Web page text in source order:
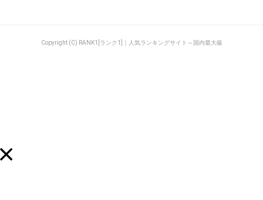
Copyright (C) RANK1[ランク1]｜人気ランキングサイト～国内最大級